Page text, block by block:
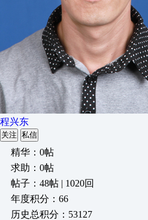
程兴东
关注 私信
精华：0帖
求助：0帖
帖子：48帖 | 1020回
年度积分：66
历史总积分：53127